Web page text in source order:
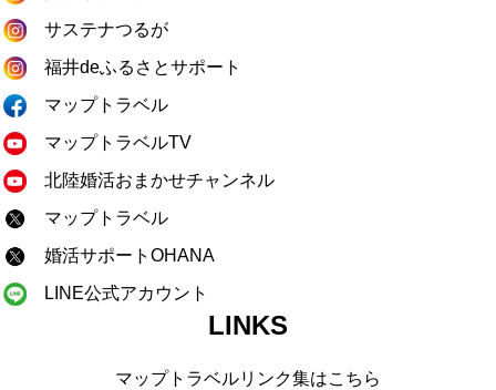
サステナつるが
福井deふるさとサポート
マップトラベル
マップトラベルTV
北陸婚活おまかせチャンネル
マップトラベル
婚活サポートOHANA
LINE公式アカウント
LINKS
マップトラベルリンク集はこちら